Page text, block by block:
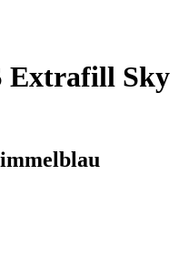
Extrafill Sky